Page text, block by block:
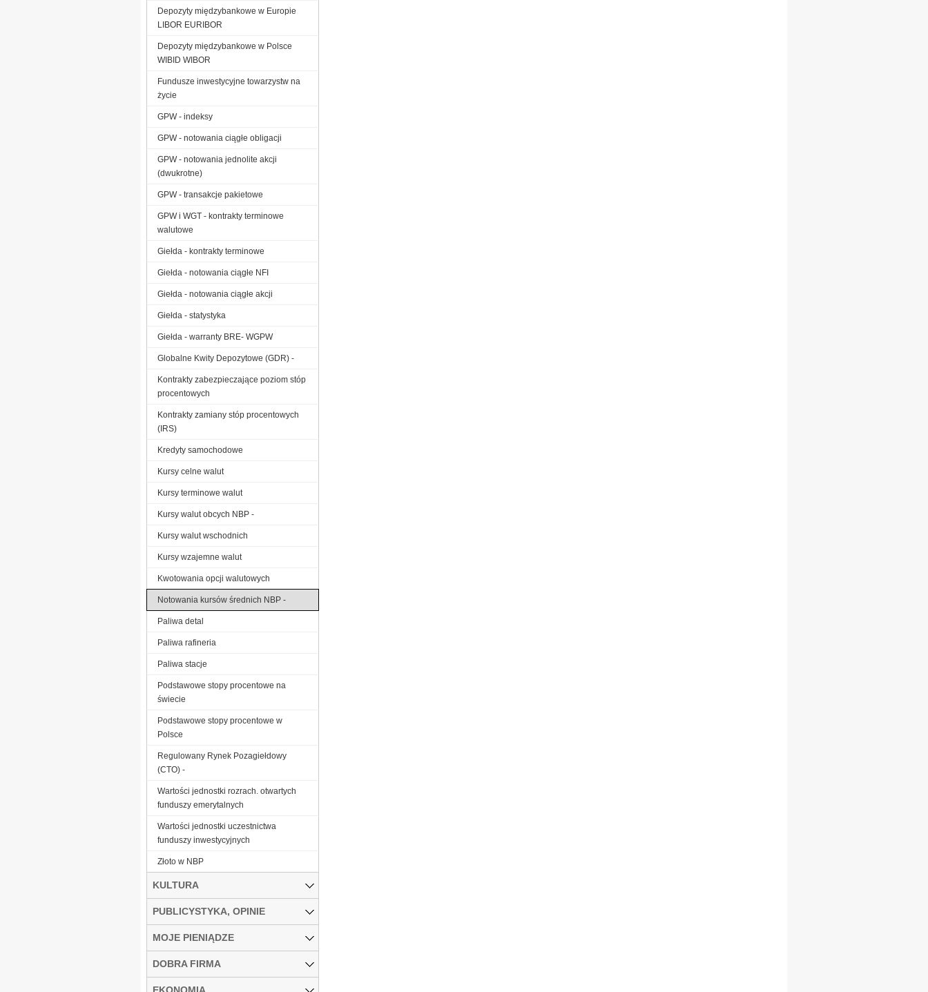
Depozyty międzybankowe w Europie
LIBOR EURIBOR
Depozyty międzybankowe w Polsce
WIBID WIBOR
Fundusze inwestycyjne towarzystw na
życie
GPW - indeksy
GPW - notowania ciągłe obligacji
GPW - notowania jednolite akcji
(dwukrotne)
GPW - transakcje pakietowe
GPW i WGT - kontrakty terminowe
walutowe
Giełda - kontrakty terminowe
Giełda - notowania ciągłe NFI
Giełda - notowania ciągłe akcji
Giełda - statystyka
Giełda - warranty BRE- WGPW
Globalne Kwity Depozytowe (GDR) -
Kontrakty zabezpieczające poziom stóp
procentowych
Kontrakty zamiany stóp procentowych
(IRS)
Kredyty samochodowe
Kursy celne walut
Kursy terminowe walut
Kursy walut obcych NBP -
Kursy walut wschodnich
Kursy wzajemne walut
Kwotowania opcji walutowych
Notowania kursów średnich NBP -
Paliwa detal
Paliwa rafineria
Paliwa stacje
Podstawowe stopy procentowe na
świecie
Podstawowe stopy procentowe w
Polsce
Regulowany Rynek Pozagiełdowy
(CTO) -
Wartości jednostki rozrach. otwartych
funduszy emerytalnych
Wartości jednostki uczestnictwa
funduszy inwestycyjnych
Złoto w NBP
KULTURA
PUBLICYSTYKA, OPINIE
MOJE PIENIĄDZE
DOBRA FIRMA
EKONOMIA